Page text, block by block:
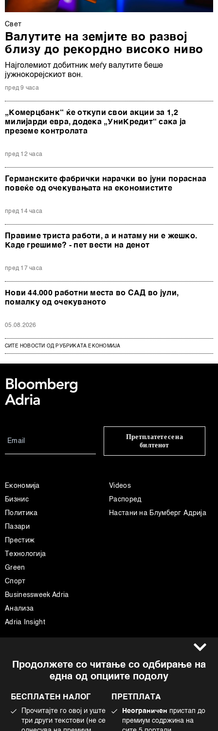
Свет
Валутите на земјите во развој
близу до рекордно високо ниво
Најголемиот добитник меѓу валутите беше
јужнокорејскиот вон.
пред 9 часа
„Комерцбанк“ ќе откупи свои акции за 1,2
милијарди евра, додека „УниКредит“ сака ја
преземе контролата
пред 12 часа
Германските фабрички нарачки во јуни пораснаа
повеќе од очекувањата на економистите
пред 14 часа
Правиме триста работи, а и натаму ни е жешко.
Каде грешиме? - пет вести на денот
пред 17 часа
Нови 44.000 работни места во САД во јули,
помалку од очекуваното
05.08.2026
СИТЕ НОВОСТИ ОД РУБРИКАТА ЕКОНОМИЈА
Продолжете со читање со одбирање на
една од опциите подолу
БЕСПЛАТЕН НАЛОГ
Прочитајте го овој и уште
три други текстови (не се
ПРЕТПЛАТА
Неограничен пристап до
премиум содржина на
Претплатете се на
билтенот
Економија
Бизнис
Политика
Пазари
Престиж
Технологија
Green
Спорт
Businessweek Adria
Анализа
Adria Insight
Videos
Распоред
Настани на Блумберг Адрија
Импресум
Политика на приватност
Употреба на вештачка интелигенција
Facebook
Instagram
Tiktok